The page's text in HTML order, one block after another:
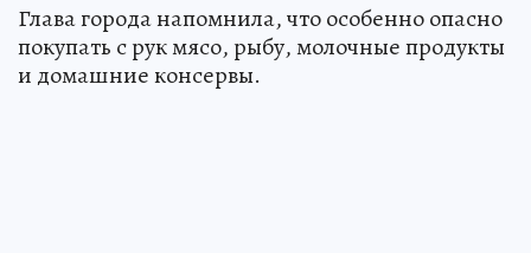
Глава города напомнила, что особенно опасно
покупать с рук мясо, рыбу, молочные продукты
и домашние консервы.